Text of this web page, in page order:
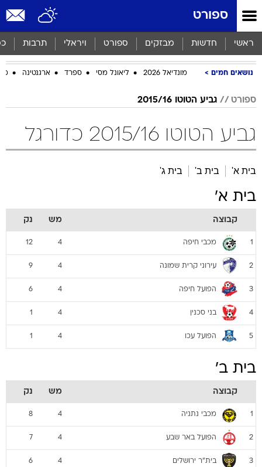
ספורט
ראשי חדשות מבזקים ספורט ויראלי תרבות
נושאים חמים מונדיאל 2026 ליאונל מסי ספרד ארגנטינה
ספורט גביע הטוטו 2015/16
גביע הטוטו 2015/16 כדורגל
בית א' בית ב' בית ג'
בית א'
קבוצה מש נק
1 מכבי חיפה 4
12
2 עירוני קרית שמונה 4
9
3 הפועל חיפה 4
6
4 בני סכנין 4
1
5 הפועל עכו 4
1
בית ב'
קבוצה מש נק
1 מכבי נתניה 4
8
2 הפועל באר שבע 4
7
3 בית"ר ירושלים 4
6